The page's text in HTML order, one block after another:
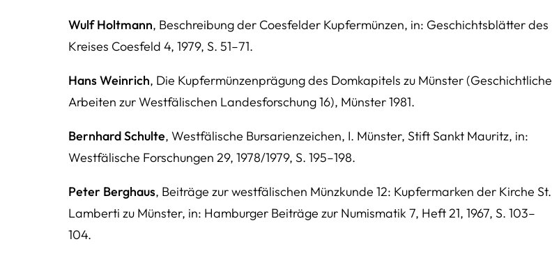
Wulf Holtmann, Beschreibung der Coesfelder Kupfermünzen, in: Geschichtsblätter des
Kreises Coesfeld 4, 1979, S. 51–71.
Hans Weinrich, Die Kupfermünzenprägung des Domkapitels zu Münster (Geschichtliche
Arbeiten zur Westfälischen Landesforschung 16), Münster 1981.
Bernhard Schulte, Westfälische Bursarienzeichen, I. Münster, Stift Sankt Mauritz, in:
Westfälische Forschungen 29, 1978/1979, S. 195–198.
Peter Berghaus, Beiträge zur westfälischen Münzkunde 12: Kupfermarken der Kirche St.
Lamberti zu Münster, in: Hamburger Beiträge zur Numismatik 7, Heft 21, 1967, S. 103–
104.